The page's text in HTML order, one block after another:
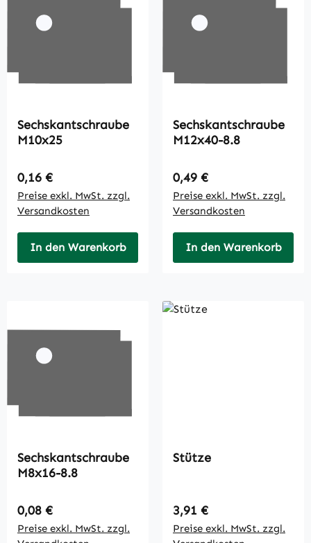
Sechskantschraube
M10x25
Regulärer Preis:
0,16 €
Preise exkl. MwSt. zzgl.
Versandkosten
In den Warenkorb
Sechskantschraube
M12x40-8.8
Regulärer Preis:
0,49 €
Preise exkl. MwSt. zzgl.
Versandkosten
In den Warenkorb
Sechskantschraube
M8x16-8.8
Regulärer Preis:
0,08 €
Preise exkl. MwSt. zzgl.
Stütze
Regulärer Preis:
3,91 €
Preise exkl. MwSt. zzgl.